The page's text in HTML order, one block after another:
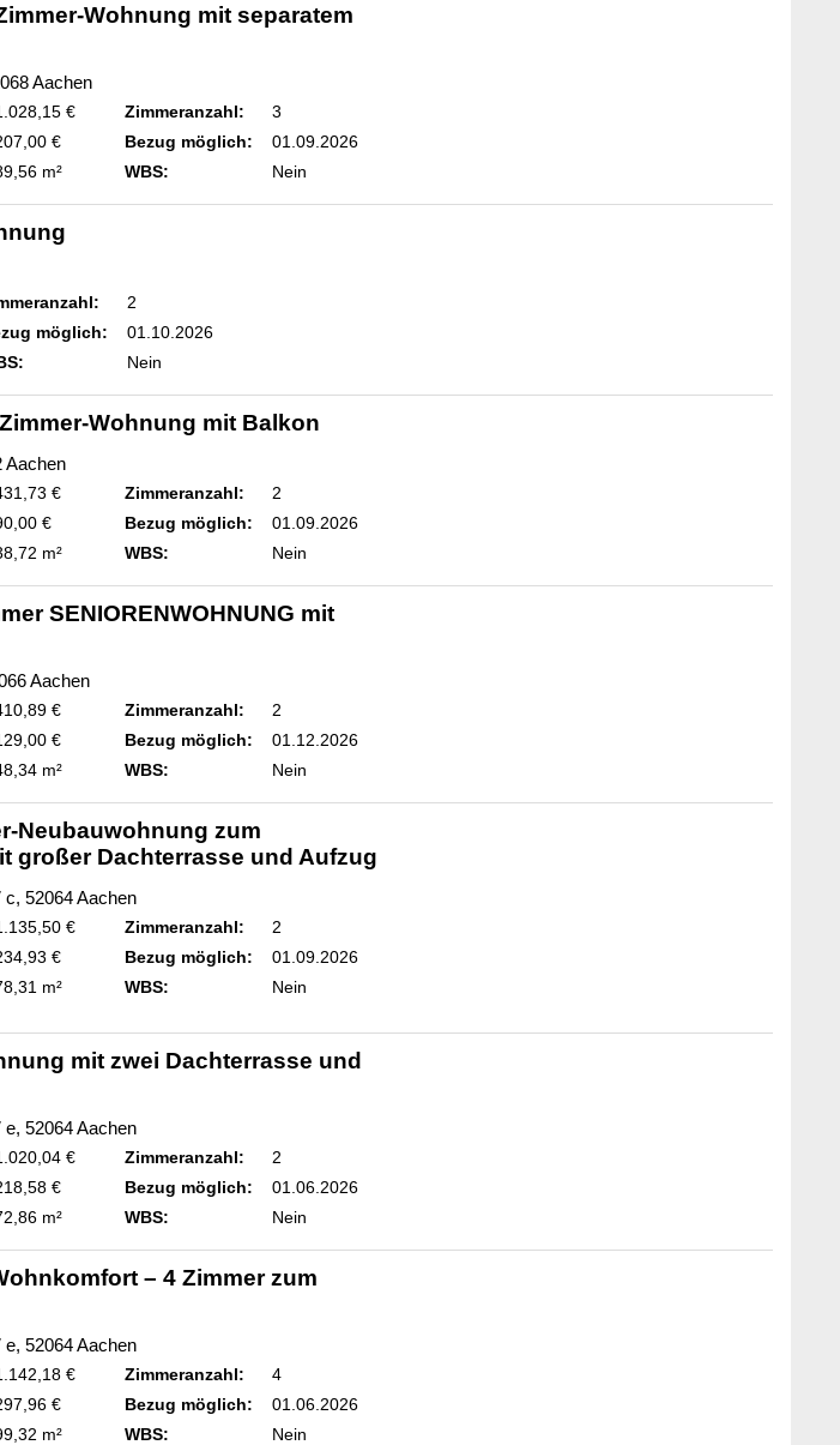
Wohnung mit separatem
Aachen
€
€
m²
Zimmeranzahl:
3
Bezug möglich:
01.09.2026
WBS:
Nein
2
möglich:
01.10.2026
Nein
Wohnung mit Balkon
Aachen
€
€
m²
Zimmeranzahl:
2
Bezug möglich:
01.09.2026
WBS:
Nein
SENIORENWOHNUNG mit
Aachen
€
€
m²
Zimmeranzahl:
2
Bezug möglich:
01.12.2026
WBS:
Nein
Neubauwohnung zum
großer Dachterrasse und Aufzug
c, 52064 Aachen
€
€
m²
Zimmeranzahl:
2
Bezug möglich:
01.09.2026
WBS:
Nein
mit zwei Dachterrasse und
52064 Aachen
€
€
m²
Zimmeranzahl:
2
Bezug möglich:
01.06.2026
WBS:
Nein
– 4 Zimmer zum
52064 Aachen
€
€
m²
Zimmeranzahl:
4
Bezug möglich:
01.06.2026
WBS:
Nein